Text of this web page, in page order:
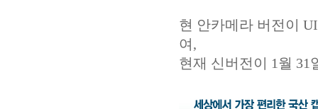
현 안카메라 버전이
여,
현재 신버전이 1월 31